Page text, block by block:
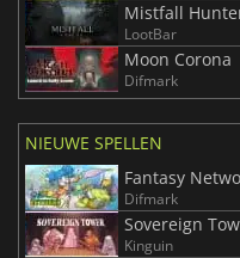
Mistfall
LootBar
Moon Corona
Difmark
NIEUWE SPELLEN
Fantasy
Difmark
Sovereign
Kinguin